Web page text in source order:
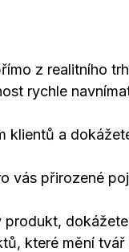
z realitního
rychle
klientů a
vás přirozené
které mění tvář